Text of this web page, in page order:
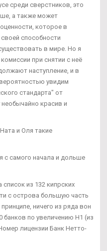
среди сверстников, это
а также может
которое в
способности
в мире. Но я
при снятии с неё
наступление, и в
увидим
стандарта" от
красив и
и Оля такие
с самого начала и дольше
из 132 кипрских
с острова большую часть
ничего из ряда вон
по увеличению Н1 (из
лицензии Банк Нетто-